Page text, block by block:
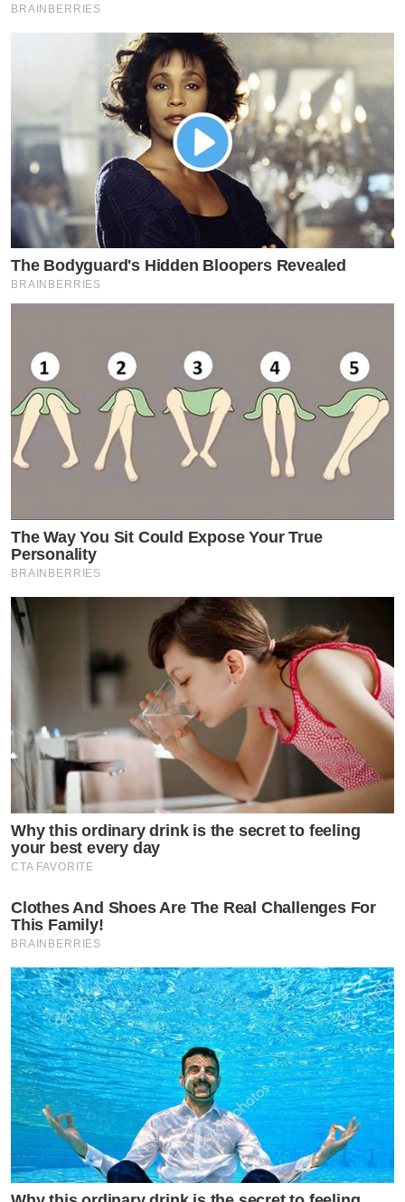
by TVPOOL ONLINE
BRAINBERRIES
The Bodyguard's Hidden Bloopers Revealed
BRAINBERRIES
The Way You Sit Could Expose Your True
Personality
BRAINBERRIES
Why this ordinary drink is the secret to feeling
your best every day
CTA FAVORITE
Clothes And Shoes Are The Real Challenges For
This Family!
BRAINBERRIES